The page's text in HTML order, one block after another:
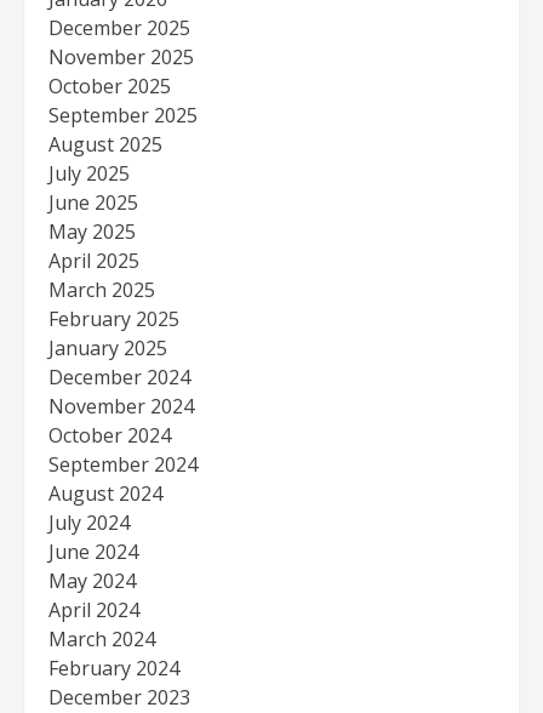
December 2025
November 2025
October 2025
September 2025
August 2025
July 2025
June 2025
May 2025
April 2025
March 2025
February 2025
January 2025
December 2024
November 2024
October 2024
September 2024
August 2024
July 2024
June 2024
May 2024
April 2024
March 2024
February 2024
December 2023